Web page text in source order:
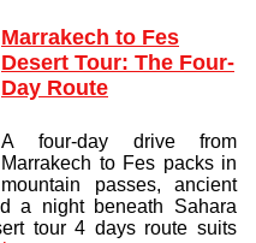
Marrakech to Fes
Desert Tour: The Four-
Day Route
A four-day drive from
Marrakech to Fes packs in
mountain passes, ancient
a night beneath Sahara
tour 4 days route suits